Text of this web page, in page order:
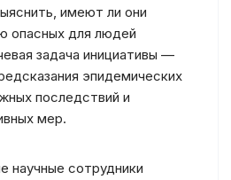
имеют ли они
опасных для людей
задача инициативы —
эпидемических
последствий и
мер.
научные сотрудники